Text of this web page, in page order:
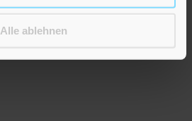
Alle ablehnen